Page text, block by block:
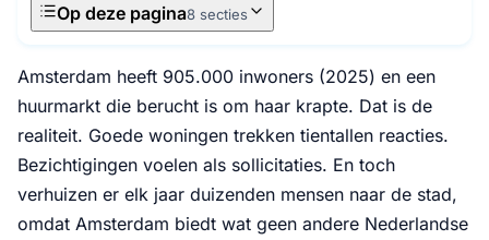
Op deze pagina8 secties
Amsterdam heeft 905.000 inwoners (2025) en een
huurmarkt die berucht is om haar krapte. Dat is de
realiteit. Goede woningen trekken tientallen reacties.
Bezichtigingen voelen als sollicitaties. En toch
verhuizen er elk jaar duizenden mensen naar de stad,
omdat Amsterdam biedt wat geen andere Nederlandse